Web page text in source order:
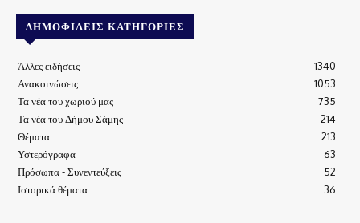
ΔΗΜΟΦΙΛΕΊΣ ΚΑΤΗΓΟΡΊΕΣ
Άλλες ειδήσεις
1340
Ανακοινώσεις
1053
Τα νέα του χωριού μας
735
Τα νέα του Δήμου Σάμης
214
Θέματα
213
Υστερόγραφα
63
Πρόσωπα - Συνεντεύξεις
52
Ιστορικά θέματα
36